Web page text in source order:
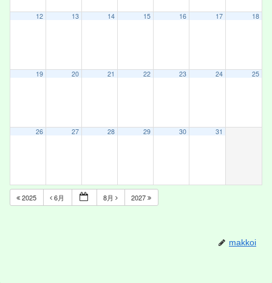
12 13 14 15 16 17 18
19 20 21 22 23 24 25
26 27 28 29 30 31
2025 6月 8月 2027
makkoi